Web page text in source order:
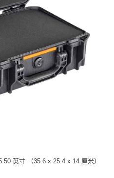
據個別帳號之用戶狀況，依本公司即
度不足之情形，本公司將視審查結果
資訊註冊。若發現惡意使用之情形，
戶之使用額度並採取法律行動。
英寸 （35.6 x 25.4 x 14 厘米）